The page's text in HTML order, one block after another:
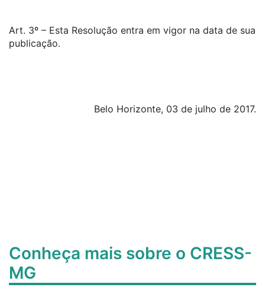
Art. 3º – Esta Resolução entra em vigor na data de sua
publicação.
Belo Horizonte, 03 de julho de 2017.
Conheça mais sobre o CRESS-
MG